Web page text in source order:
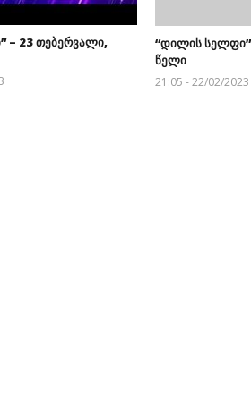
– 23 თებერვალი,
“დილის
წელი
21:05 - 22/02/2023